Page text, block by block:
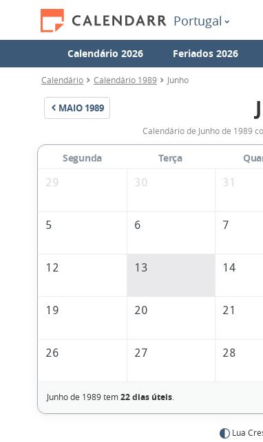
Portugal
Calendário 2026 Feriados 2026
Calendário Calendário 1989 Junho
MAIO 1989
Calendário de Junho de 1989
Segunda Terça
29
30 31
5 6 7
12 13 14
19 20 21
26 27 28
Junho de 1989 tem22 dias úteis.
Lua